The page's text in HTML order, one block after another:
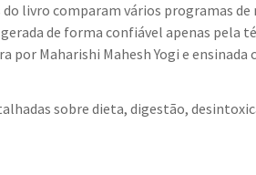
do livro comparam vários programas
de forma confiável apenas pela
por Maharishi Mahesh Yogi e
sobre dieta, digestão,